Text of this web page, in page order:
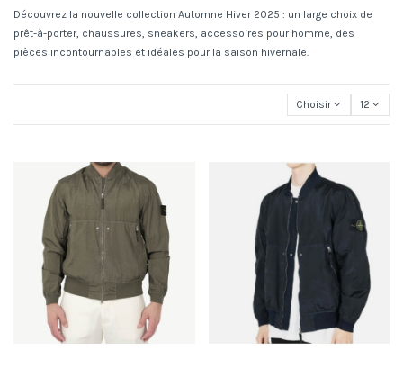
Découvrez la nouvelle collection Automne Hiver 2025 : un large choix de
prêt-à-porter, chaussures, sneakers, accessoires pour homme, des
pièces incontournables et idéales pour la saison hivernale.
Choisir 12